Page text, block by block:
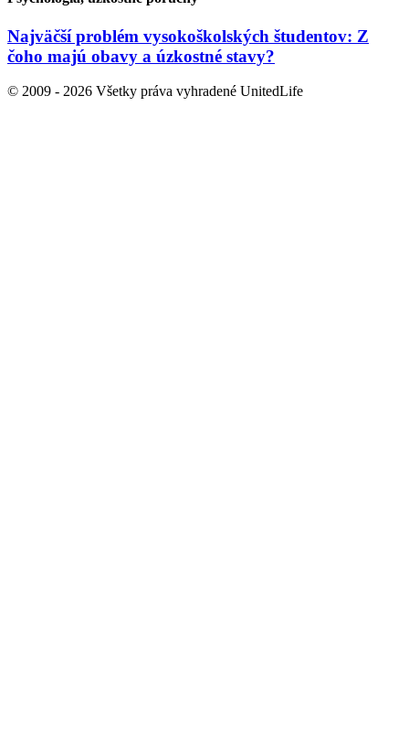
Najväčší problém vysokoškolských študentov: Z
čoho majú obavy a úzkostné stavy?
© 2009 - 2026 Všetky práva vyhradené UnitedLife